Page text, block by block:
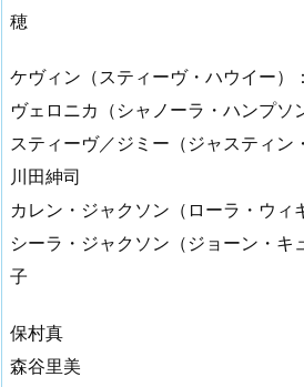
穂
ケヴィン（スティーヴ・ハウイー）
ヴェロニカ（シャノーラ・ハンプソ
スティーヴ／ジミー（ジャスティン
川田紳司
カレン・ジャクソン（ローラ・ウィ
シーラ・ジャクソン（ジョーン・キ
子
保村真
森谷里美